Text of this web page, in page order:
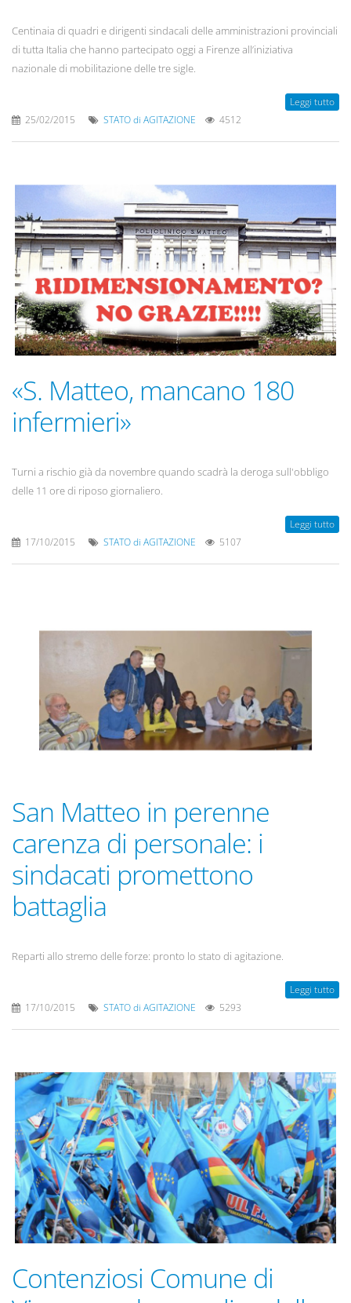
Centinaia di quadri e dirigenti sindacali delle amministrazioni provinciali
di tutta Italia che hanno partecipato oggi a Firenze all’iniziativa
nazionale di mobilitazione delle tre sigle.
Leggi tutto
25/02/2015 STATO di AGITAZIONE 4512
«S. Matteo, mancano 180
infermieri»
Turni a rischio già da novembre quando scadrà la deroga sull'obbligo
delle 11 ore di riposo giornaliero.
Leggi tutto
17/10/2015 STATO di AGITAZIONE 5107
San Matteo in perenne
carenza di personale: i
sindacati promettono
battaglia
Reparti allo stremo delle forze: pronto lo stato di agitazione.
Leggi tutto
17/10/2015 STATO di AGITAZIONE 5293
Contenziosi Comune di